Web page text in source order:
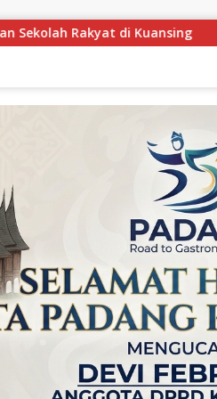
Kuansing Gelar Aksi Donor